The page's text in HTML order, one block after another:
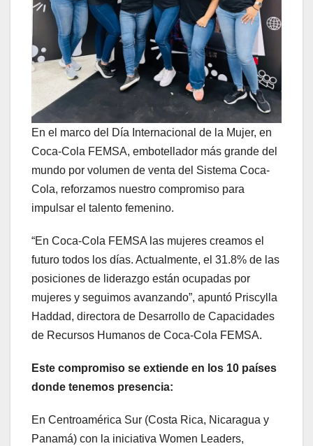
En el marco del Día Internacional de la Mujer, en
Coca-Cola FEMSA, embotellador más grande del
mundo por volumen de venta del Sistema Coca-
Cola, reforzamos nuestro compromiso para
impulsar el talento femenino.
“En Coca-Cola FEMSA las mujeres creamos el
futuro todos los días. Actualmente, el 31.8% de las
posiciones de liderazgo están ocupadas por
mujeres y seguimos avanzando”, apuntó Priscylla
Haddad, directora de Desarrollo de Capacidades
de Recursos Humanos de Coca-Cola FEMSA‎.
Este compromiso se extiende en los 10 países
donde tenemos presencia:
En Centroamérica Sur (Costa Rica, Nicaragua y
Panamá) con la iniciativa Women Leaders,